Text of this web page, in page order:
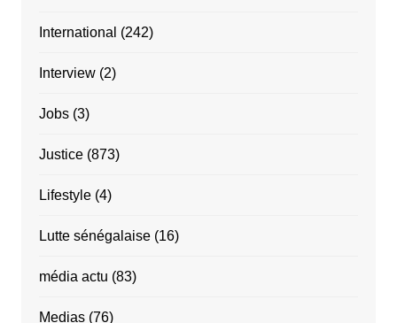
International (242)
Interview(2)
Jobs(3)
Justice(873)
Lifestyle(4)
Lutte sénégalaise(16)
média actu (83)
Medias(76)